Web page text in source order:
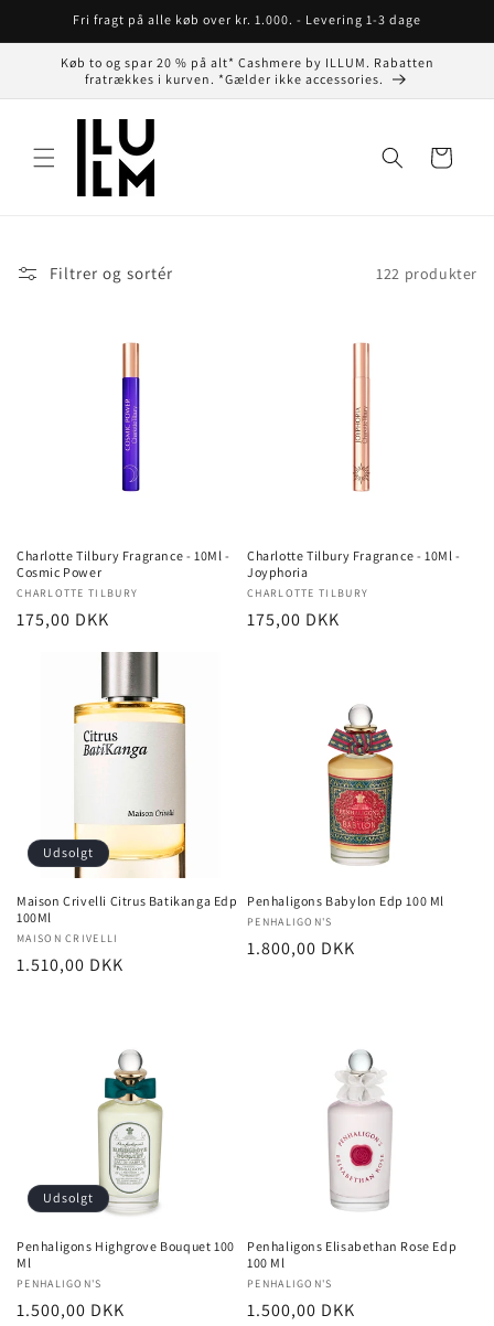
Gå tilFri fragt på alle køb over kr. 1.000. - Levering 1-3 dage
Køb to og spar 20 % på alt* Cashmere by ILLUM. Rabatten
fratrækkes i kurven. *Gælder ikke accessories.
Indkøbskurv
Filtrer og sortér 122 produkter
Charlotte Tilbury Fragrance - 10Ml -
Cosmic Power
Forhandler:
CHARLOTTE TILBURY
Normalpris
175,00 DKK
Charlotte Tilbury Fragrance - 10Ml -
Joyphoria
Forhandler:
CHARLOTTE TILBURY
Normalpris
175,00 DKK
Udsolgt
Maison Crivelli Citrus Batikanga Edp
100Ml
Forhandler:
MAISON CRIVELLI
Normalpris
1.510,00 DKK
Penhaligons Babylon Edp 100 Ml
Forhandler:
PENHALIGON'S
Normalpris
1.800,00 DKK
Udsolgt
Penhaligons Highgrove Bouquet 100
Ml
Forhandler:
PENHALIGON'S
Normalpris
1.500,00 DKK
Penhaligons Elisabethan Rose Edp
100 Ml
Forhandler:
PENHALIGON'S
Normalpris
1.500,00 DKK